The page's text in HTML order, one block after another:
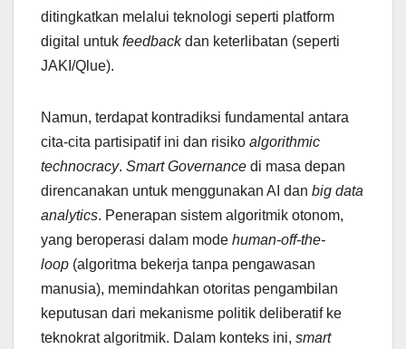
ditingkatkan melalui teknologi seperti platform
digital untuk feedbackdan keterlibatan (seperti
JAKI/Qlue).
Namun, terdapat kontradiksi fundamental antara
cita-cita partisipatif ini dan risiko algorithmic
technocracy. Smart Governance di masa depan
direncanakan untuk menggunakan AI dan big data
analytics. Penerapan sistem algoritmik otonom,
yang beroperasi dalam mode human-off-the-
loop (algoritma bekerja tanpa pengawasan
manusia), memindahkan otoritas pengambilan
keputusan dari mekanisme politik deliberatif ke
teknokrat algoritmik. Dalam konteks ini, smart